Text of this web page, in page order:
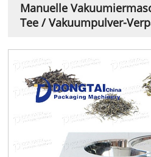
Manuelle
Tee / Vakuumpulver-